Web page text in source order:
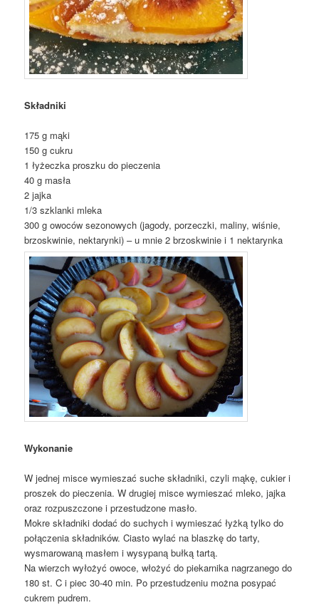
Składniki
175 g mąki
150 g cukru
1 łyżeczka proszku do pieczenia
40 g masła
2 jajka
1/3 szklanki mleka
300 g owoców sezonowych (jagody, porzeczki, maliny, wiśnie,
brzoskwinie, nektarynki) – u mnie 2 brzoskwinie i 1 nektarynka
Wykonanie
W jednej misce wymieszać suche składniki, czyli mąkę, cukier i
proszek do pieczenia. W drugiej misce wymieszać mleko, jajka
oraz rozpuszczone i przestudzone masło.
Mokre składniki dodać do suchych i wymieszać łyżką tylko do
połączenia składników. Ciasto wylać na blaszkę do tarty,
wysmarowaną masłem i wysypaną bułką tartą.
Na wierzch wyłożyć owoce, włożyć do piekarnika nagrzanego do
180 st. C i piec 30-40 min. Po przestudzeniu można posypać
cukrem pudrem.